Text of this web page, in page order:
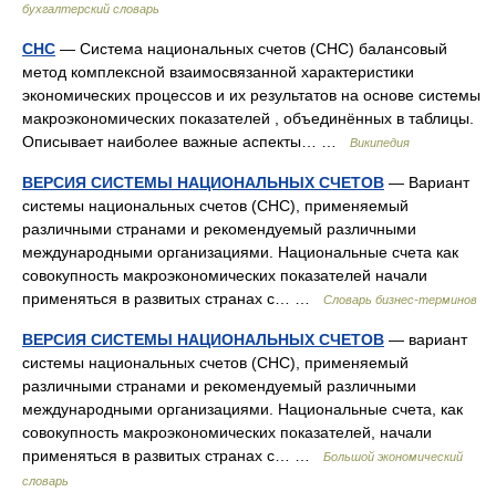
бухгалтерский словарь
СНС — Система национальных счетов (СНС) балансовый
метод комплексной взаимосвязанной характеристики
экономических процессов и их результатов на основе системы
макроэкономических показателей , объединённых в таблицы.
Описывает наиболее важные аспекты… …
Википедия
ВЕРСИЯ СИСТЕМЫ НАЦИОНАЛЬНЫХ СЧЕТОВ — Вариант
системы национальных счетов (СНС), применяемый
различными странами и рекомендуемый различными
международными организациями. Национальные счета как
совокупность макроэкономических показателей начали
применяться в развитых странах с… …
Словарь бизнес-терминов
ВЕРСИЯ СИСТЕМЫ НАЦИОНАЛЬНЫХ СЧЕТОВ — вариант
системы национальных счетов (СНС), применяемый
различными странами и рекомендуемый различными
международными организациями. Национальные счета, как
совокупность макроэкономических показателей, начали
применяться в развитых странах с… …
Большой экономический
словарь